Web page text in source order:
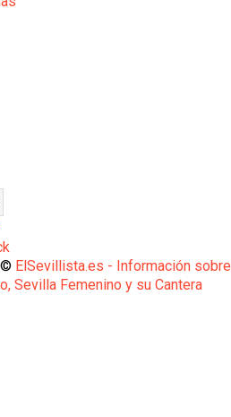
ElSevillista.es - Información sobre
Sevilla Femenino y su Cantera